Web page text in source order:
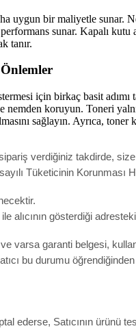
uygun bir maliyetle sunar.
sunar. Kapalı
tanır.
için birkaç basit
koruyun. Toneri
sağlayın. Ayrıca,
verdiğiniz takdirde,
Tüketicinin
alıcının gösterdiği
varsa garanti belgesi,
bu durumu
ederse, Satıcının ürünü